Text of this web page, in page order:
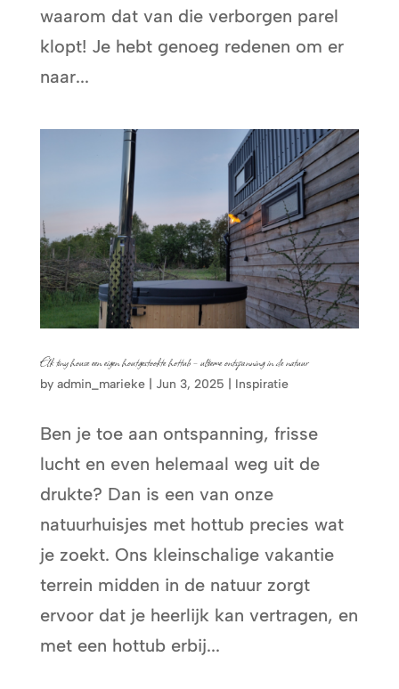
waarom dat van die verborgen parel
klopt! Je hebt genoeg redenen om er
naar...
Elk tiny house een eigen houtgestookte hottub – ultieme ontspanning in de natuur
by admin_marieke| Jun 3, 2025 Inspiratie
Ben je toe aan ontspanning, frisse
lucht en even helemaal weg uit de
drukte? Dan is een van onze
natuurhuisjes met hottub precies wat
je zoekt. Ons kleinschalige vakantie
terrein midden in de natuur zorgt
ervoor dat je heerlijk kan vertragen, en
met een hottub erbij...